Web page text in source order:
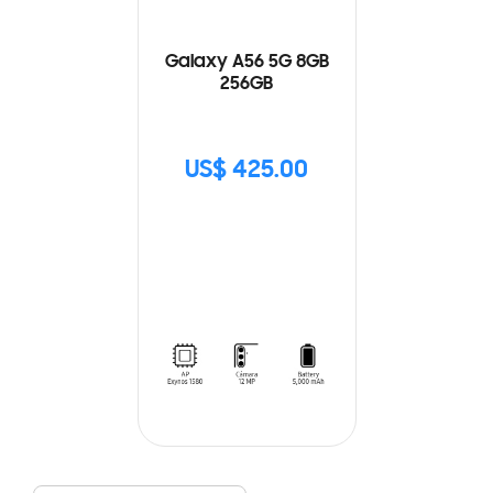
Galaxy A56 5G 8GB
256GB
US$ 425.00